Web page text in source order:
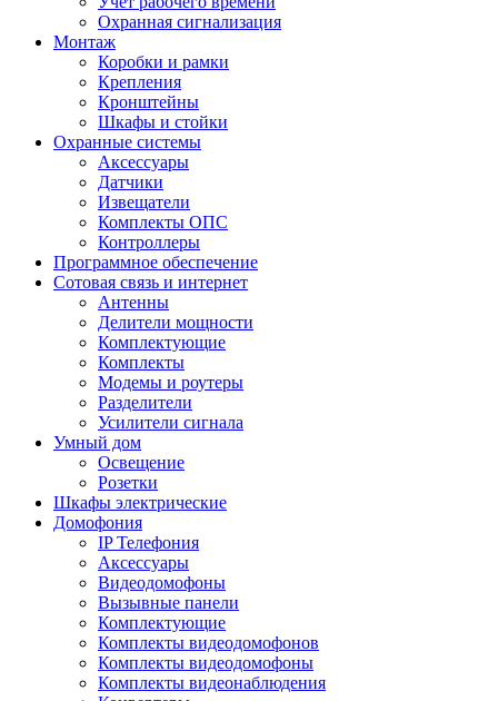
Охранная сигнализация
Монтаж
Коробки и рамки
Крепления
Кронштейны
Шкафы и стойки
Охранные системы
Аксессуары
Датчики
Извещатели
Комплекты ОПС
Контроллеры
Программное обеспечение
Сотовая связь и интернет
Антенны
Делители мощности
Комплектующие
Комплекты
Модемы и роутеры
Разделители
Усилители сигнала
Умный дом
Освещение
Розетки
Шкафы электрические
Домофония
IP Телефония
Аксессуары
Видеодомофоны
Вызывные панели
Комплектующие
Комплекты видеодомофонов
Комплекты видеодомофоны
Комплекты видеонаблюдения